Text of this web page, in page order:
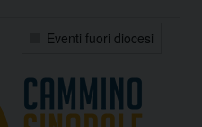
Eventi fuori diocesi